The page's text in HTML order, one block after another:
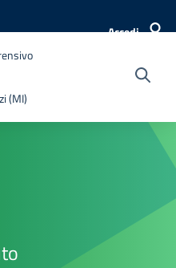
Accedi
(MI)